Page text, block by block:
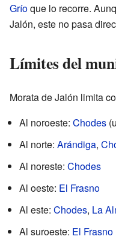
Gríoque lo recorre.
Jalón, este no pasa
Límites del
Morata de Jalón limita
Al noroeste: Chodes
Al norte: Arándiga,
Al noreste: Chodes
Al oeste: El Frasno
Al este: Chodes, La
Al suroeste: El Frasno